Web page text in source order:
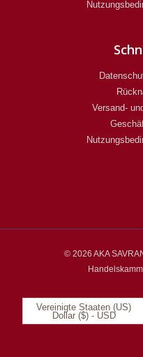
Versand-
© 2026 AKA
Vereinigte Staaten (US)
Dollar ($) - USD